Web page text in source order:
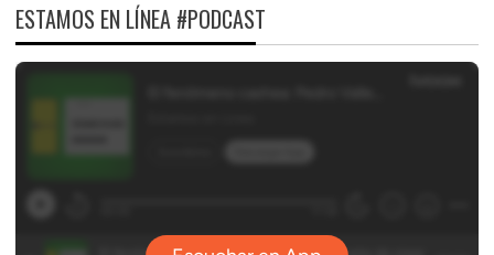
ESTAMOS EN LÍNEA #PODCAST